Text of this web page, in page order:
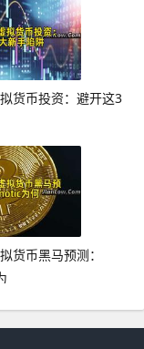
货币投资：避开这3
货币黑马预测：